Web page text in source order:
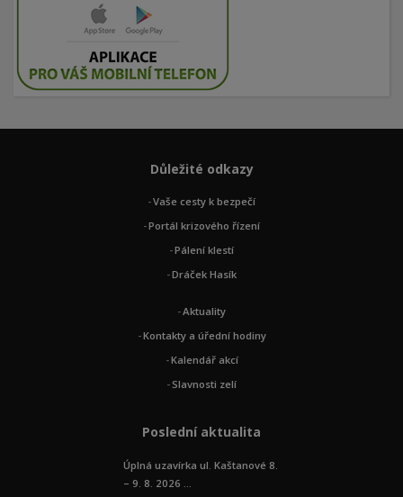
Důležité odkazy
Vaše cesty k bezpečí
Portál krizového řízení
Pálení klestí
Dráček Hasík
Aktuality
Kontakty a úřední hodiny
Kalendář akcí
Slavnosti zelí
Poslední aktualita
Úplná uzavírka ul. Kaštanové 8.
– 9. 8. 2026 ...